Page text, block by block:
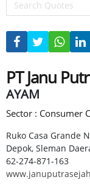
PT Janu
AYAM
Sector : Consumer
Ruko Casa Grande
Depok, Sleman
62-274-871-163